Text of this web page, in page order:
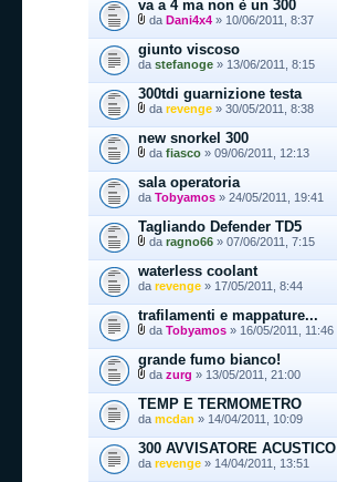
va a 4 ma non è un 300
da Dani4x4 » 10/06/2011, 8:37
giunto viscoso
da stefanoge » 13/06/2011, 8:15
300tdi guarnizione testa
da revenge » 30/05/2011, 8:38
new snorkel 300
da fiasco » 09/06/2011, 12:13
sala operatoria
da Tobyamos » 24/05/2011, 19:41
Tagliando Defender TD5
da ragno66 » 07/06/2011, 7:15
waterless coolant
da revenge » 17/05/2011, 8:44
trafilamenti e mappature...
da Tobyamos » 16/05/2011, 11:46
grande fumo bianco!
da zurg » 13/05/2011, 21:00
TEMP E TERMOMETRO
da mcdan » 14/04/2011, 10:09
300 AVVISATORE ACUSTICO
da revenge » 14/04/2011, 13:51